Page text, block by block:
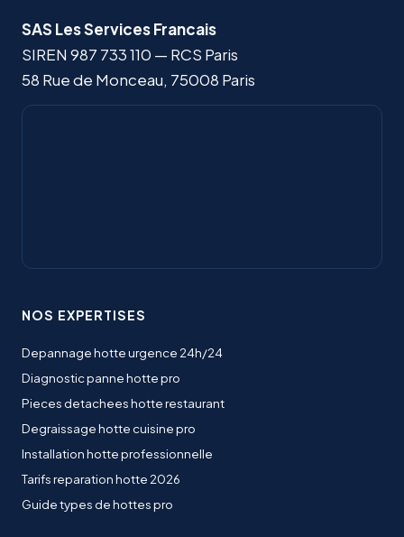
SAS Les Services Francais
SIREN 987 733 110 — RCS Paris
58 Rue de Monceau, 75008 Paris
NOS EXPERTISES
Depannage hotte urgence 24h/24
Diagnostic panne hotte pro
Pieces detachees hotte restaurant
Degraissage hotte cuisine pro
Installation hotte professionnelle
Tarifs reparation hotte 2026
Guide types de hottes pro